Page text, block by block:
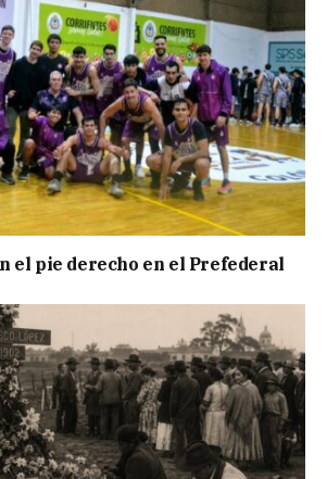
el pie derecho en el Prefederal